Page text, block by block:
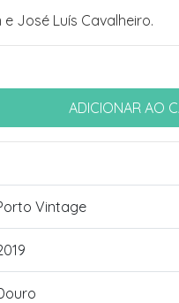
José Luís Cavalheiro.
Vintage